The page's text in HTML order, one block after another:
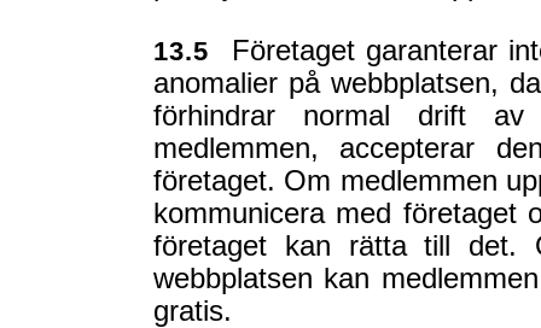
13.5 Företaget garanterar
anomalier på webbplatsen,
förhindrar normal drift av
medlemmen, accepterar
företaget. Om medlemmen
kommunicera med företaget
företaget kan rätta till det.
webbplatsen kan
gratis.